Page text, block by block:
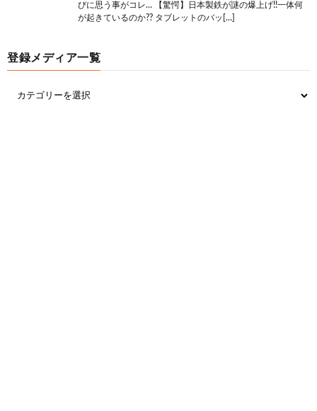
びに思う事がコレ… 【驚愕】日本製鉄が謎の爆上げ!!一体何
が起きているのか?? タブレットのバッ[…]
登録メディア一覧